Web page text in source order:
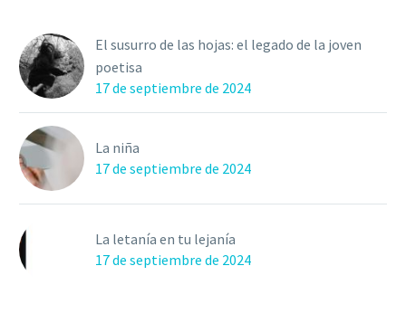
El susurro de las hojas: el legado de la joven
poetisa
17 de septiembre de 2024
La niña
17 de septiembre de 2024
La letanía en tu lejanía
17 de septiembre de 2024